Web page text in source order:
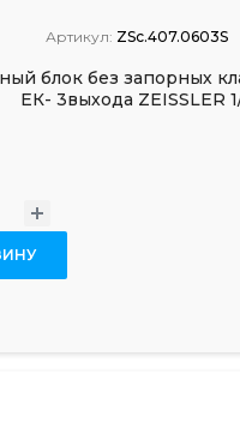
Артикул: ZSc.407.0603S
блок без запорных
ЕК- 3выхода ZEISSLER
+